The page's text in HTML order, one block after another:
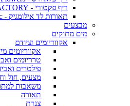
ריף פקטורי - REEF FACTORY
תאורות לד אילומגיק - Illumagic
מבצעים
מים מתוקים
אקווריומים וציודם
אקווריומים
טרריומים
פילטרים
מצעים, חול
משאבות
תאורה
צנרת